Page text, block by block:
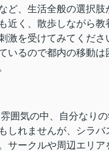
ど、生活全般の選択
近く、散歩しながら
激を受けてみてくださ
いるので都内の移動は
囲気の中、自分なり
しれませんが、シラ
サークルや周辺エリ